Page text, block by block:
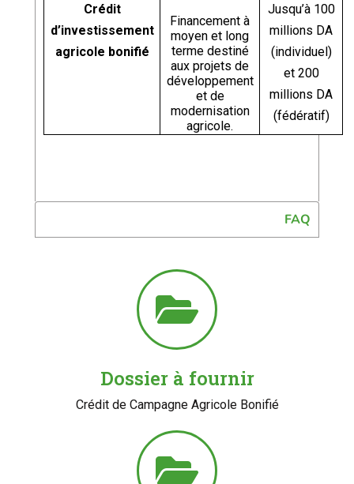
Crédit
d’investissement
agricole bonifié
Financement à
moyen et long
terme destiné
aux projets de
développement
et de
modernisation
agricole.
Jusqu’à 100
millions DA
(individuel)
et 200
millions DA
(fédératif)
FAQ
Dossier à fournir
Crédit de Campagne Agricole Bonifié